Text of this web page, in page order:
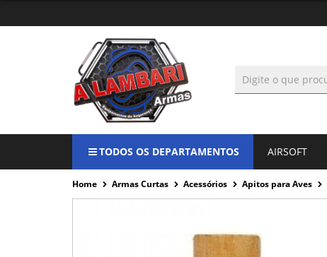
TODOS OS DEPARTAMENTOS AIRSOFT
Home Armas Curtas Acessórios Apitos para Aves